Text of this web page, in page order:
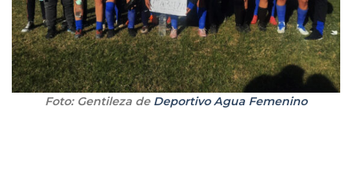
Foto: Gentileza de Deportivo Agua Femenino